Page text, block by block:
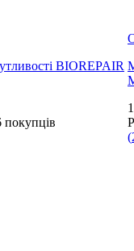
BIOREPAIR
покупців
(